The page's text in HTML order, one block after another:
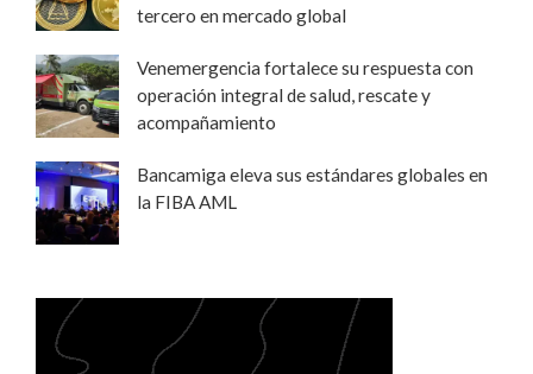
tercero en mercado global
Venemergencia fortalece su respuesta con
operación integral de salud, rescate y
acompañamiento
Bancamiga eleva sus estándares globales en
la FIBA AML